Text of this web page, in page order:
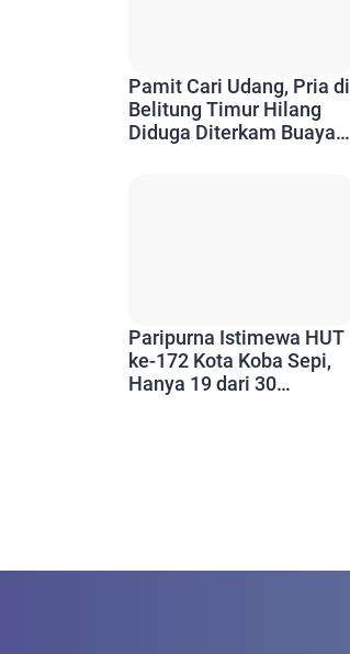
Pamit Cari Udang, Pria di
Belitung Timur Hilang
Diduga Diterkam Buaya
Paripurna Istimewa HUT
ke-172 Kota Koba Sepi,
Hanya 19 dari 30